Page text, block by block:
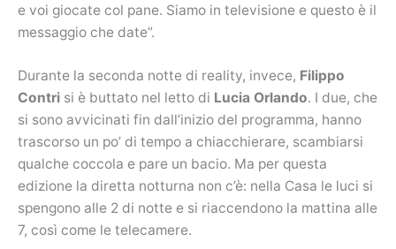
e voi giocate col pane. Siamo in televisione e questo è il
messaggio che date”.
Durante la seconda notte di reality, invece, Filippo
Contri si è buttato nel letto di Lucia Orlando. I due, che
si sono avvicinati fin dall’inizio del programma, hanno
trascorso un po’ di tempo a chiacchierare, scambiarsi
qualche coccola e pare un bacio. Ma per questa
edizione la diretta notturna non c’è: nella Casa le luci si
spengono alle 2 di notte e si riaccendono la mattina alle
7, così come le telecamere.